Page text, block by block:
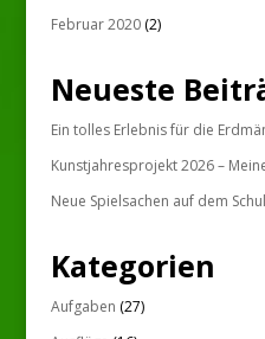
Februar 2020(2)
Neueste
Ein tolles Erlebnis für die
Kunstjahresprojekt 2026 –
Neue Spielsachen auf dem
Kategorien
Aufgaben (27)